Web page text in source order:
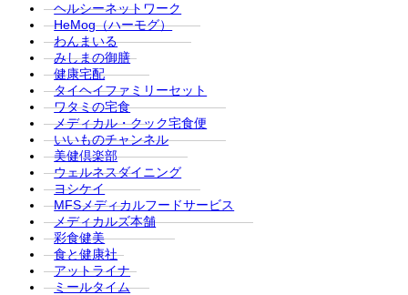
ヘルシーネットワーク
HeMog（ハーモグ）
わんまいる
みしまの御膳
健康宅配
タイヘイファミリーセット
ワタミの宅食
メディカル・クック宅食便
いいものチャンネル
美健倶楽部
ウェルネスダイニング
ヨシケイ
MFSメディカルフードサービス
メディカルズ本舗
彩食健美
食と健康社
アットライナ
ミールタイム